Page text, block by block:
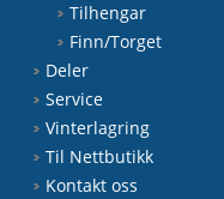
Tilhengar
Finn/Torget
Deler
Service
Vinterlagring
Til Nettbutikk
Kontakt oss